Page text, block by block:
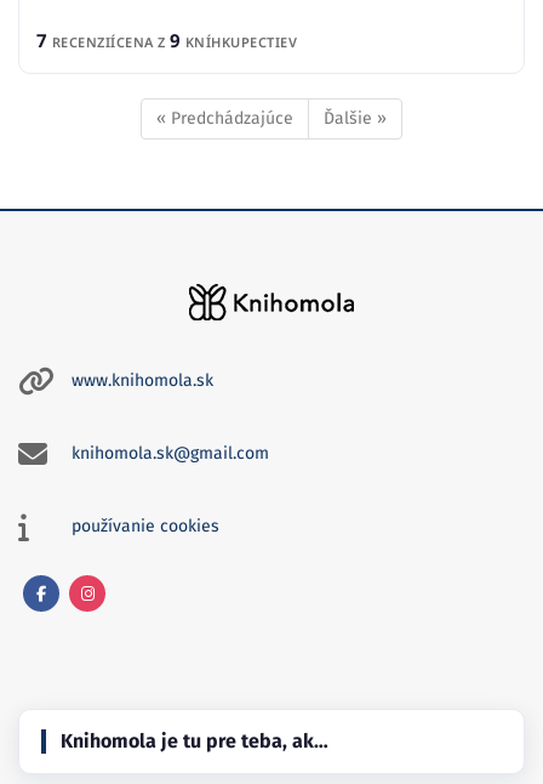
7 RECENZIÍCENA Z 9 KNÍHKUPECTIEV
« Predchádzajúce Ďalšie »
www.knihomola.sk
knihomola.sk@gmail.com
používanie cookies
Knihomola je tu pre teba, ak…